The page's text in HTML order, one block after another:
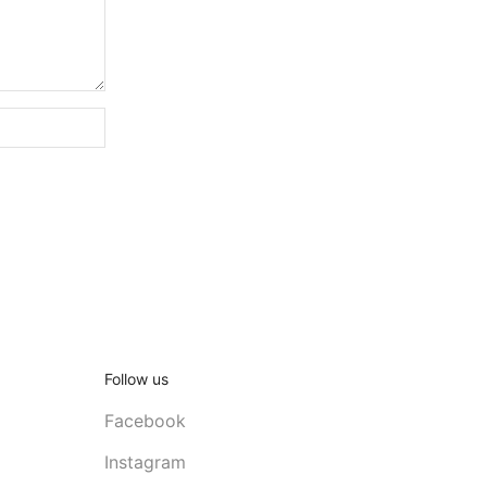
Follow us
Facebook
Instagram